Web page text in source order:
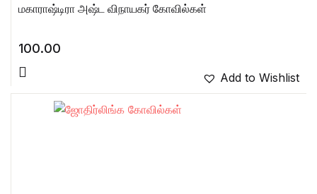
மகாராஷ்டிரா அஷ்ட விநாயகர் கோவில்கள்
100.00
Add to Wishlist